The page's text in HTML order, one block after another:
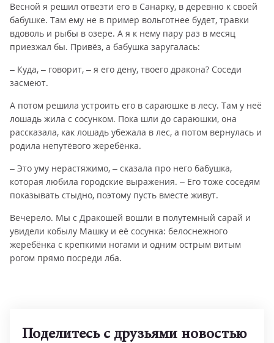
Весной я решил отвезти его в Санарку, в деревню к своей
бабушке. Там ему не в пример вольготнее будет, травки
вдоволь и рыбы в озере. А я к нему пару раз в месяц
приезжал бы. Привёз, а бабушка заругалась:
– Куда, – говорит, – я его дену, твоего дракона? Соседи
засмеют.
А потом решила устроить его в сараюшке в лесу. Там у неё
лошадь жила с сосунком. Пока шли до сараюшки, она
рассказала, как лошадь убежала в лес, а потом вернулась и
родила непутёвого жеребёнка.
– Это уму нерастяжимо, – сказала про него бабушка,
которая любила городские выражения. – Его тоже соседям
показывать стыдно, поэтому пусть вместе живут.
Вечерело. Мы с Дракошей вошли в полутемный сарай и
увидели кобылу Машку и её сосунка: белоснежного
жеребёнка с крепкими ногами и одним острым витым
рогом прямо посреди лба.
Поделитесь с друзьями новостью